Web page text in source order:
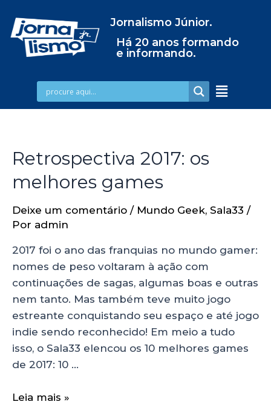
Jornalismo Júnior.
Há 20 anos formando
e informando.
Retrospectiva 2017: os
melhores games
Deixe um comentário / Mundo Geek, Sala33 /
Por admin
2017 foi o ano das franquias no mundo gamer:
nomes de peso voltaram à ação com
continuações de sagas, algumas boas e outras
nem tanto. Mas também teve muito jogo
estreante conquistando seu espaço e até jogo
indie sendo reconhecido! Em meio a tudo
isso, o Sala33 elencou os 10 melhores games
de 2017: 10 …
Leia mais »